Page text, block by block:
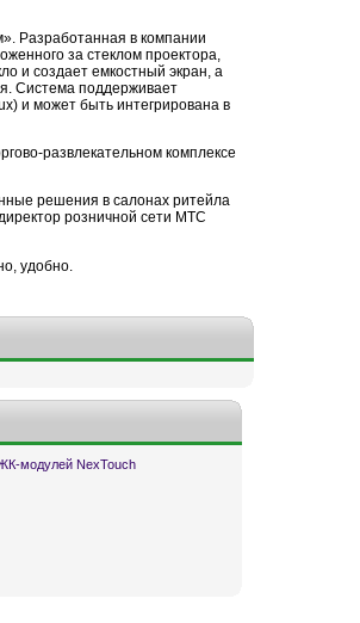
Разработанная в компании
за стеклом проектора,
и создает емкостный экран, а
Система поддерживает
и может быть интегрирована в
развлекательном комплексе
решения в салонах ритейла
розничной сети МТС
удобно.
модулей NexTouch